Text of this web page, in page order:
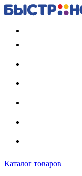
Каталог товаров